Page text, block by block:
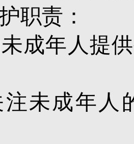
职责：
未成年人提
注未成年